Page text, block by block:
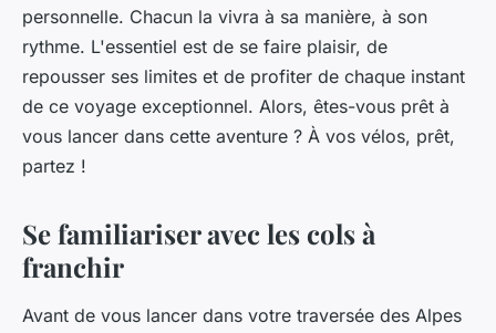
personnelle. Chacun la vivra à sa manière, à son
rythme. L'essentiel est de se faire plaisir, de
repousser ses limites et de profiter de chaque instant
de ce voyage exceptionnel. Alors, êtes-vous prêt à
vous lancer dans cette aventure ? À vos vélos, prêt,
partez !
Se familiariser avec les cols à
franchir
Avant de vous lancer dans votre traversée des Alpes